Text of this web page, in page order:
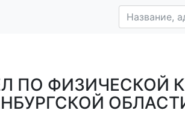
ПО ФИЗИЧЕСКОЙ